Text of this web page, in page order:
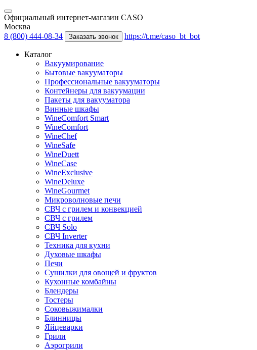
Официальный интернет-магазин CASO
Москва
8 (800) 444-08-34
Заказать звонок https://t.me/caso_bt_bot
Каталог
Вакуумирование
Бытовые вакууматоры
Профессиональные вакууматоры
Контейнеры для вакуумации
Пакеты для вакууматора
Винные шкафы
WineComfort Smart
WineComfort
WineChef
WineSafe
WineDuett
WineCase
WineExclusive
WineDeluxe
WineGourmet
Микроволновые печи
СВЧ с грилем и конвекцией
СВЧ с грилем
СВЧ Solo
СВЧ Inverter
Техника для кухни
Духовые шкафы
Печи
Сушилки для овощей и фруктов
Кухонные комбайны
Блендеры
Тостеры
Соковыжималки
Блинницы
Яйцеварки
Грили
Аэрогрили